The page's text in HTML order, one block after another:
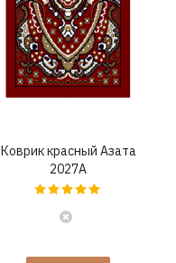
Коврик красный Азата
2027A